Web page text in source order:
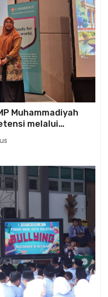
Muhammadiyah
melalui
Skills in Action